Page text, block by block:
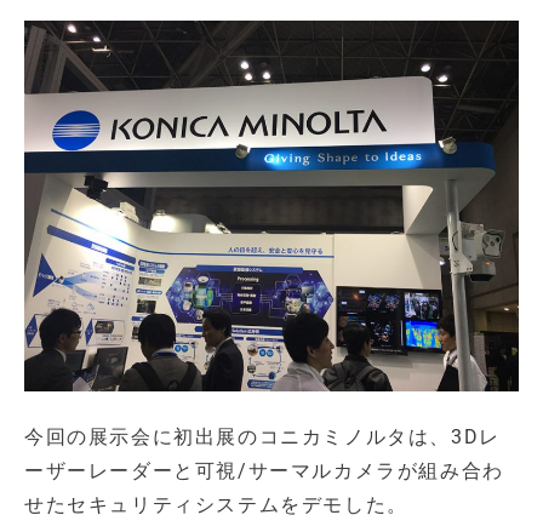
今回の展示会に初出展のコニカミノルタは、3Dレ
ーザーレーダーと可視/サーマルカメラが組み合わ
せたセキュリティシステムをデモした。